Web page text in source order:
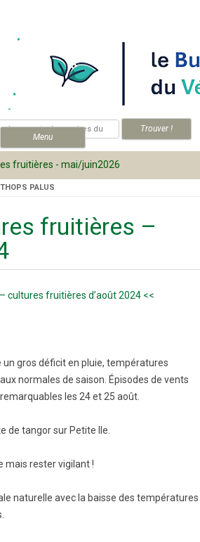
Menu
fruitières - mai/juin2026
PALUS
fruitières –
cultures fruitières d’août 2024 <<
un gros déficit en pluie, températures
normales de saison. Épisodes de vents
les 24 et 25 août.
de tangor sur Petite Ile.
mais rester vigilant !
naturelle avec la baisse des températures